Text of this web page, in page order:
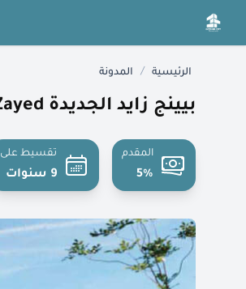
الرئيسية / المدونة
بيينج زايد الجديدة Being New Zayed
المقدم
5%
تقسيط على
9 سنوات